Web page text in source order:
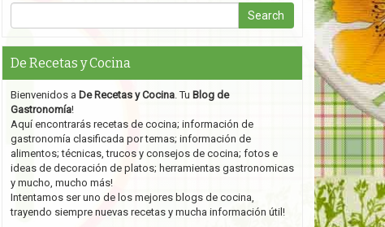
De Recetas y Cocina
Bienvenidos a De Recetas y Cocina. Tu Blog de
Gastronomía!
Aquí encontrarás recetas de cocina; información de
gastronomía clasificada por temas; información de
alimentos; técnicas, trucos y consejos de cocina; fotos e
ideas de decoración de platos; herramientas gastronomicas
y mucho, mucho más!
Intentamos ser uno de los mejores blogs de cocina,
trayendo siempre nuevas recetas y mucha información útil!